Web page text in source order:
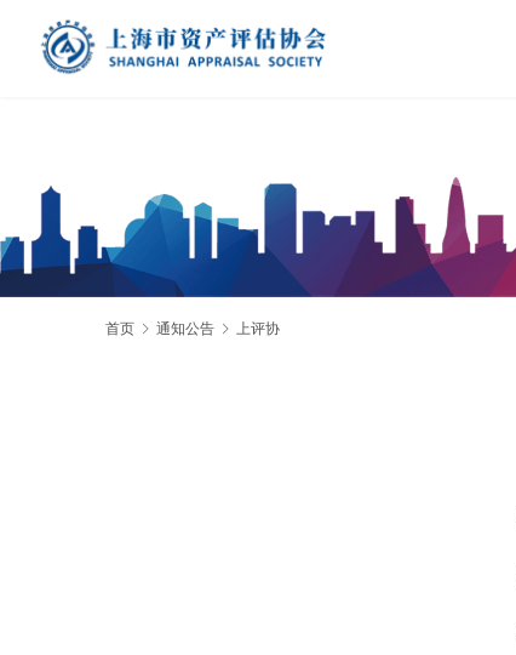
首页 通知公告 上评协